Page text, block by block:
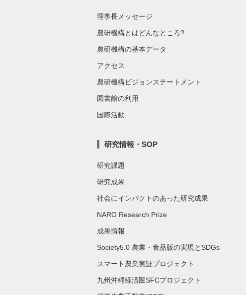
理事長メッセージ
農研機構とはどんなところ?
農研機構の基本データ
アクセス
農研機構ビジョンステートメント
図書館の利用
国際活動
研究情報・SOP
研究課題
研究成果
社会にインパクトのあった研究成果
NARO Research Prize
成果情報
Society5.0 農業・食品版の実現とSDGs
スマート農業実証プロジェクト
九州沖縄経済圏SFCプロジェクト